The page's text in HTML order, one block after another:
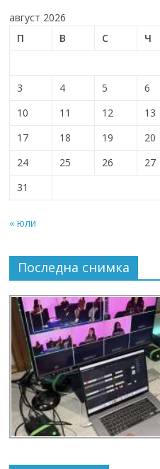
август 2026
П
В С Ч
3
4 5 6
10
11 12 13
17
18 19 20
24
25 26 27
31
« юли
Последна снимка